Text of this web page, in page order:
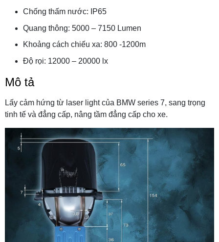
Chống thấm nước: IP65
Quang thông: 5000 – 7150 Lumen
Khoảng cách chiếu xa: 800 -1200m
Độ rọi: 12000 – 20000 lx
Mô tả
Lấy cảm hứng từ laser light của BMW series 7, sang trọng
tinh tế và đẳng cấp, nâng tầm đẳng cấp cho xe.